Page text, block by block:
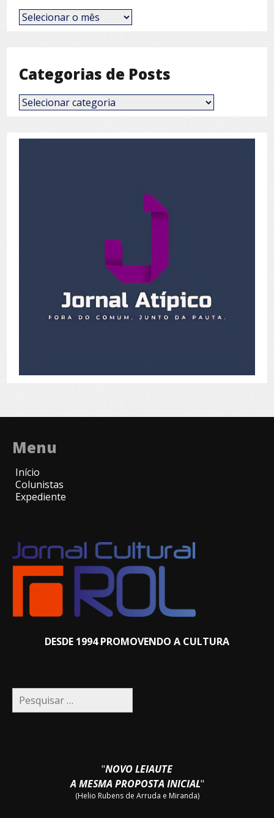
Posts
por
Categorias de Posts
Categorias
de
Menu
Início
Colunistas
Expediente
DESDE 1994 PROMOVENDO A CULTURA
Pesquisar
por:
"NOVO LEIAUTE
A MESMA PROPOSTA INICIAL"
(Helio Rubens de Arruda e Miranda)